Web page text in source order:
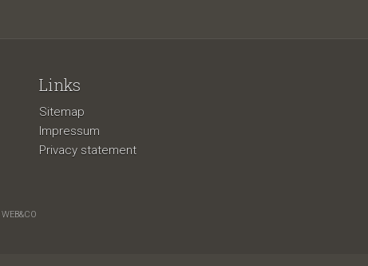
Links
Sitemap
Impressum
Privacy statement
WEB&CO